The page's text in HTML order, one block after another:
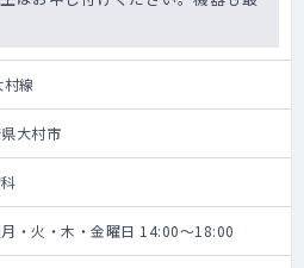
線
大村市
・火・木・金曜日 14:00～18:00